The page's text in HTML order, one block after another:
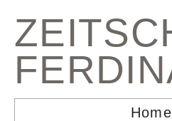
Home